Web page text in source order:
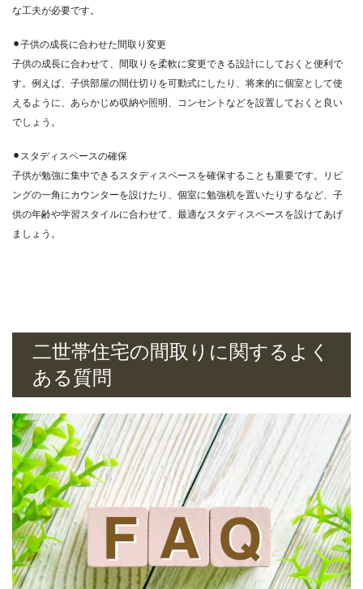
な工夫が必要です。
⚫︎子供の成長に合わせた間取り変更
子供の成長に合わせて、間取りを柔軟に変更できる設計にしておくと便利で
す。例えば、子供部屋の間仕切りを可動式にしたり、将来的に個室として使
えるように、あらかじめ収納や照明、コンセントなどを設置しておくと良い
でしょう。
⚫︎スタディスペースの確保
子供が勉強に集中できるスタディスペースを確保することも重要です。リビ
ングの一角にカウンターを設けたり、個室に勉強机を置いたりするなど、子
供の年齢や学習スタイルに合わせて、最適なスタディスペースを設けてあげ
ましょう。
二世帯住宅の間取りに関するよく
ある質問